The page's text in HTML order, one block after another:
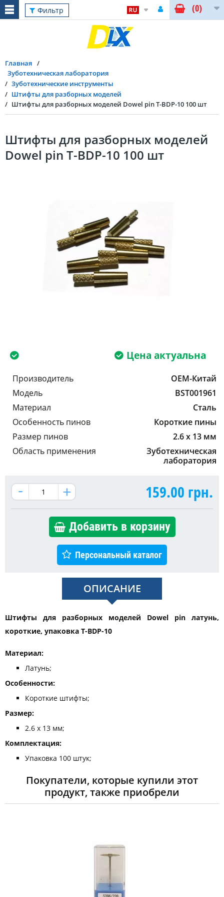
Фильтр (0)
Главная
Зуботехническая лаборатория
Зуботехнические инструменты
Штифты для разборных моделей
Штифты для разборных моделей Dowel pin T-BDP-10 100 шт
Штифты для разборных моделей
Dowel pin T-BDP-10 100 шт
Цена актуальна
Производитель
OEM-Китай
Модель
BST001961
Материал
Сталь
Особенность пинов
Короткие пины
Размер пинов
2.6 x 13 мм
Область применения
Зуботехническая
лаборатория
159.00 грн.
Добавить в корзину
Персональный каталог
ОПИСАНИЕ
Штифты для разборных моделей Dowel pin латунь,
короткие, упаковка T-BDP-10
Материал:
Латунь;
Особенности:
Короткие штифты;
Размер:
2.6 х 13 мм;
Комплектация:
Упаковка 100 штук;
Покупатели, которые купили этот
продукт, также приобрели